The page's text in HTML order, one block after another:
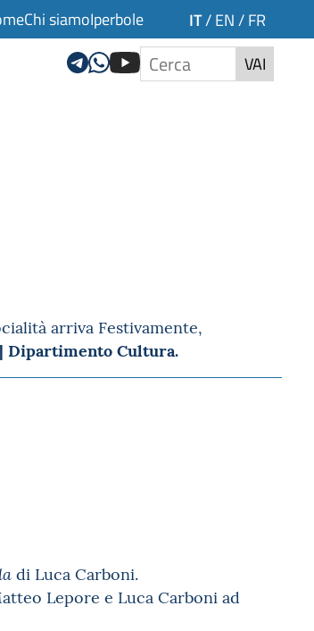
Chi siamoIperbole IT/ EN / FR
VAI
arriva Festivamente,
Dipartimento Cultura.
di Luca Carboni.
Lepore e Luca Carboni ad